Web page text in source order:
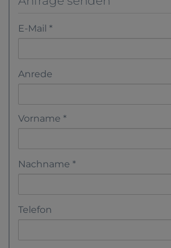
E-Mail
Anrede
Vorname
Nachname
Telefon